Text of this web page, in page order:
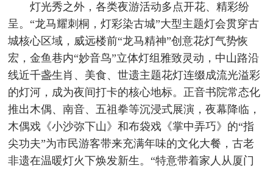
灯光秀之外，各类夜游活动多点开花、精彩纷
呈。“龙马耀刺桐，灯彩染古城”大型主题灯会贯穿古
城核心区域，威远楼前“龙马精神”创意花灯气势恢
宏，金鱼巷内“妙音鸟”立体灯组雅致灵动，中山路沿
线近千盏生肖、美食、世遗主题花灯连缀成流光溢彩
的灯河，成为夜间打卡的核心地标。正音书院常态化
推出木偶、南音、五祖拳等沉浸式展演，夜幕降临，
木偶戏《小沙弥下山》和布袋戏《掌中弄巧》的“指
尖功夫”为市民游客带来充满年味的文化大餐，古老
非遗在温暖灯火下焕发新生。“特意带着家人从厦门